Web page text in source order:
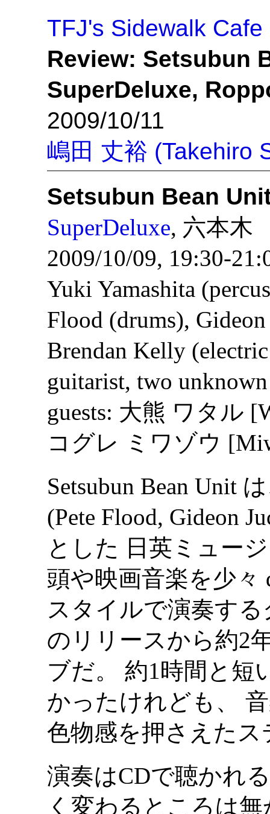
TFJ's Sidewalk Cafe
Review: Setsubun
SuperDeluxe,
2009/10/11
嶋田 丈裕 (Takehiro
Setsubun Bean
SuperDeluxe, 六本木
2009/10/09, 19:30-
Yuki Yamashita
Flood (drums),
Brendan Kelly
guitarist, two
guests: 大熊 ワタル
コグレ ミワゾウ
Setsubun Bean Unit
(Pete Flood, Gideon
とした 日英ミュー
頭や映画音楽を少々
スタイルで演奏す
のリリースから約2
ブだ。 約1時間と短
かったけれども、
色物感を押さえた
演奏はCDで聴かれ
く変わるところは